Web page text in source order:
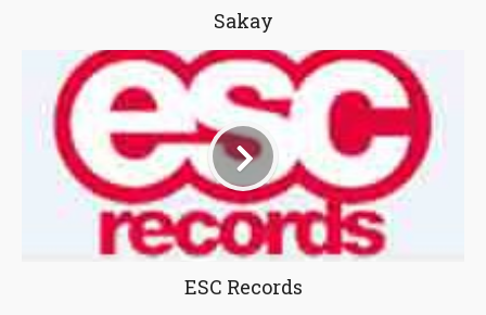
Sakay
ESC Records